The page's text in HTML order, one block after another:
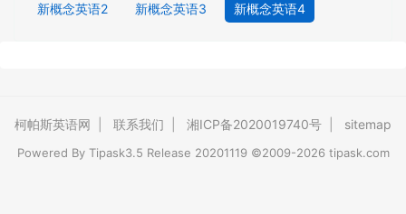
新概念英语2 新概念英语3 新概念英语4
柯帕斯英语网 联系我们 湘ICP备2020019740号 sitemap
Powered By Tipask3.5 Release 20201119 ©2009-2026 tipask.com